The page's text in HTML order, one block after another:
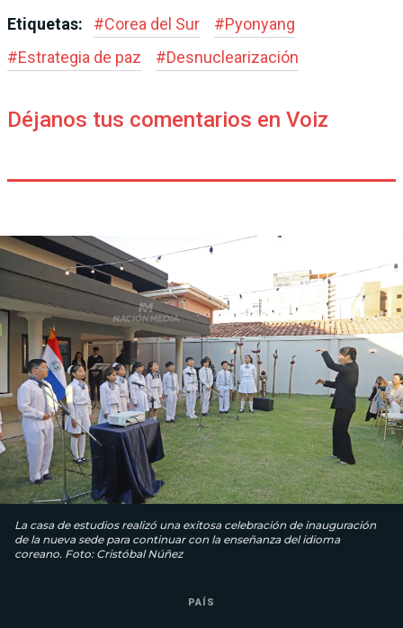
Etiquetas: #Corea del Sur #Pyonyang
#Estrategia de paz #Desnuclearización
Déjanos tus comentarios en Voiz
La casa de estudios realizó una exitosa celebración de inauguración
de la nueva sede para continuar con la enseñanza del idioma
coreano. Foto: Cristóbal Núñez
PAÍS